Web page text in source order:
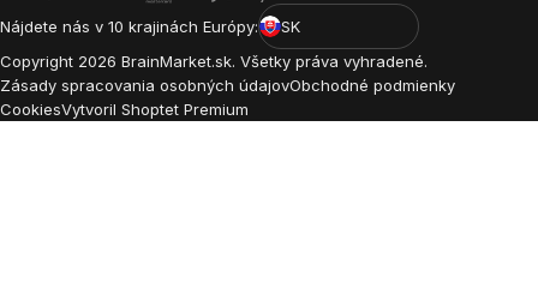
Nájdete nás v 10 krajinách Európy:
SK
Copyright 2026 BrainMarket.sk. Všetky práva vyhradené.
Zásady spracovania osobných údajovObchodné podmienky
CookiesVytvoril Shoptet Premium